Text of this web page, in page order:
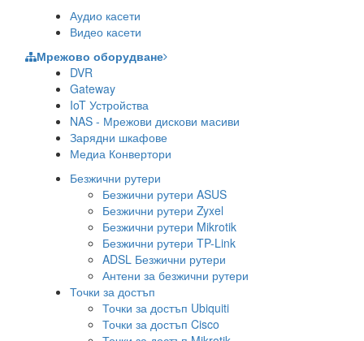
Аудио касети
Видео касети
Мрежово оборудване
DVR
Gateway
IoT Устройства
NAS - Мрежови дискови масиви
Зарядни шкафове
Медиа Конвертори
Безжични рутери
Безжични рутери ASUS
Безжични рутери Zyxel
Безжични рутери Mikrotik
Безжични рутери TP-Link
ADSL Безжични рутери
Антени за безжични рутери
Точки за достъп
Точки за достъп Ubiquiti
Точки за достъп Cisco